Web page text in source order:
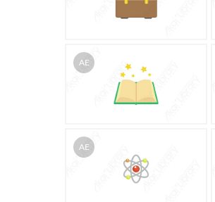
AE
AE